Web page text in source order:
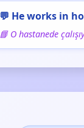
💬 He works in
📘 O hastanede